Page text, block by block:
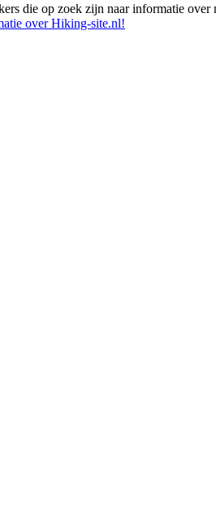
die op zoek zijn naar informatie
over Hiking-site.nl!